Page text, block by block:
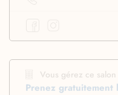
Vous gérez ce salon
Prenez